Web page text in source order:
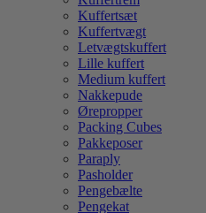
Kuffertsæt
Kuffertvægt
Letvægtskuffert
Lille kuffert
Medium kuffert
Nakkepude
Ørepropper
Packing Cubes
Pakkeposer
Paraply
Pasholder
Pengebælte
Pengekat